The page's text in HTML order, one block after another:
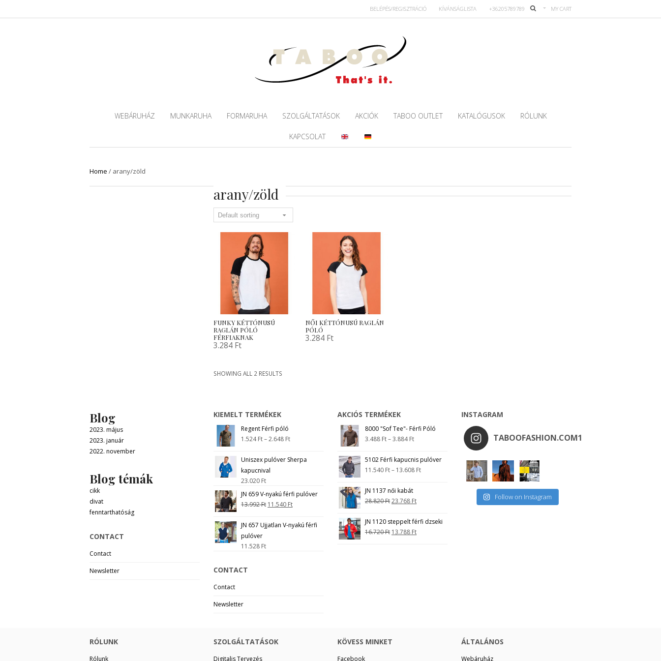
MY CART
BELÉPÉS/REGISZTRÁCIÓ KÍVÁNSÁGLISTA +36205789789
WEBÁRUHÁZ MUNKARUHA FORMARUHA SZOLGÁLTATÁSOK AKCIÓK TABOO OUTLET KATALÓGUSOK RÓLUNK
KAPCSOLAT
Home / arany/zöld
arany/zöld
FUNKY KÉTTÓNUSÚ
RAGLÁN PÓLÓ
FÉRFIAKNAK
3.284 Ft
NŐI KÉTTÓNUSÚ RAGLÁN
PÓLÓ
3.284 Ft
SHOWING ALL 2 RESULTS
Blog
2023. május
2023. január
2022. november
Blog témák
cikk
divat
fenntarthatóság
CONTACT
Contact
Newsletter
KIEMELT TERMÉKEK
Regent Férfi póló
1.524Ft–2.648 Ft
Uniszex pulóver Sherpa
kapucnival
23.020 Ft
JN 659 V-nyakú férfi pulóver
13.992Ft 11.540 Ft
JN 657 Ujjatlan V-nyakú férfi
pulóver
11.528 Ft
CONTACT
Contact
Newsletter
AKCIÓS TERMÉKEK
8000 "Sof Tee"- Férfi Póló
3.488 Ft–3.884Ft
5102 Férfi kapucnis pulóver
11.540 Ft– 13.608 Ft
JN 1137 női kabát
28.820Ft23.768 Ft
JN 1120 steppelt férfi dzseki
16.720Ft 13.788 Ft
INSTAGRAM
TABOOFASHION.COM1
Follow on Instagram
RÓLUNK
Rólunk
SZOLGÁLTATÁSOK
Digitalis Tervezés
KÖVESS MINKET
Facebook
ÁLTALÁNOS
Webáruház